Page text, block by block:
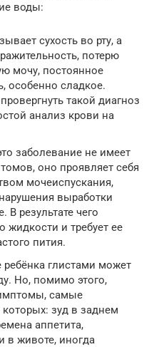
воды:
сухость во рту, а
потерю
мочу, постоянное
особенно сладкое.
такой диагноз
анализ крови на
заболевание не имеет
оно проявляет себя
мочеиспускания,
выработки
В результате чего
жидкости и требует ее
пития.
глистами может
Но, помимо этого,
самые
зуд в заднем
аппетита,
в животе, иногда